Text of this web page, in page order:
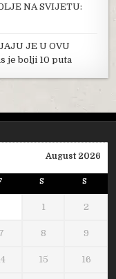
NA SVIJETU:
JE U OVU
je bolji 10 puta
August 2026
S S
1 2
7 8 9
15 16